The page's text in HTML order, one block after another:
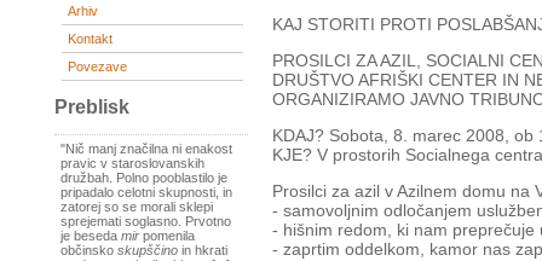
Arhiv
Kontakt
Povezave
Preblisk
"Nič manj značilna ni enakost
pravic v staroslovanskih
družbah. Polno pooblastilo je
pripadalo celotni skupnosti, in
zatorej so se morali sklepi
sprejemati soglasno. Prvotno
je beseda mir pomenila
občinsko skupščino in hkrati
KAJ STORITI PROTI
PROSILCI ZA AZIL, SOCIALNI
DRUŠTVO AFRIŠKI CENTER IN
ORGANIZIRAMO JAVNO
KDAJ? Sobota, 8. marec 2008, ob
KJE? V prostorih Socialnega
Prosilci za azil v Azilnem domu na
- samovoljnim odločanjem
- hišnim redom, ki nam
- zaprtim oddelkom, kamor nas